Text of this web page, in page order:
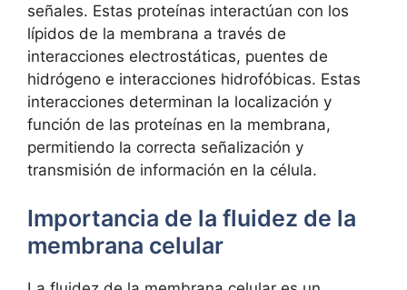
señales. Estas proteínas interactúan con‍ los
lípidos de⁢ la ⁢membrana a‍ través de
interacciones electrostáticas, puentes de
hidrógeno e⁢ interacciones hidrofóbicas. Estas
interacciones​ determinan la localización y
⁢función de las proteínas ⁤en la membrana,
permitiendo⁢ la correcta señalización y
‌transmisión de información en⁢ la célula.
Importancia‌ de la ​fluidez de la
membrana celular